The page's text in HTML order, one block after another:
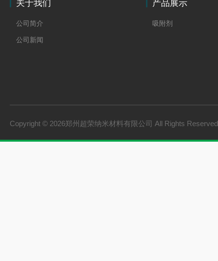
关于我们
公司简介
公司新闻
产品展示
吸附剂
Copyright © 2026郑州超荣纳米材料有限公司 All Rights